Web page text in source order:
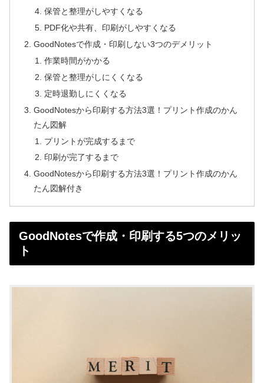
保管と整理がしやすくなる
PDF化や共有、印刷がしやすくなる
GoodNotesで作成・印刷しない3つのデメリット
作業時間がかかる
保管と整理がしにくくなる
定時退勤しにくくなる
GoodNotesから印刷する方法3選！プリント作成のかん
たん図解
プリントが完成するまで
印刷が完了するまで
GoodNotesから印刷する方法3選！プリント作成のかん
たん図解付き
GoodNotesで作成・印刷する5つのメリッ
ト